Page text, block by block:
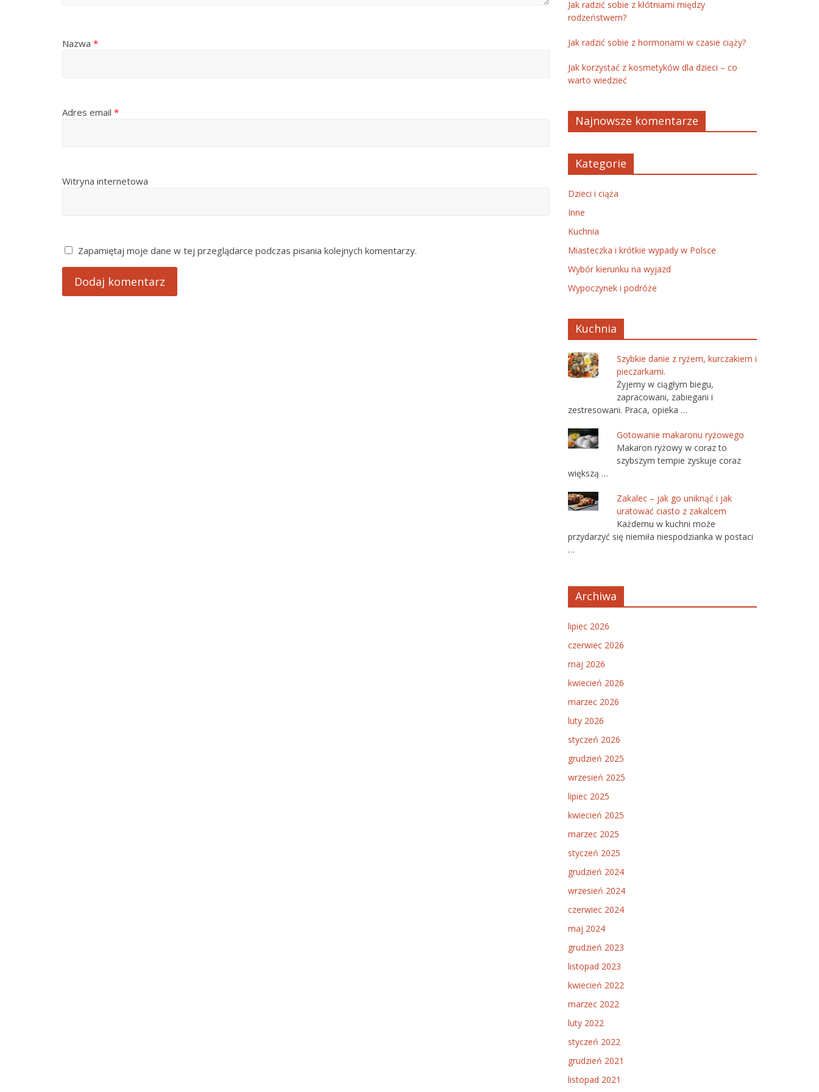
Nazwa *
Adres email *
Witryna internetowa
Zapamiętaj moje dane w tej przeglądarce podczas pisania kolejnych komentarzy.
Jak radzić sobie z kłótniami między
rodzeństwem?
Jak radzić sobie z hormonami w czasie ciąży?
Jak korzystać z kosmetyków dla dzieci – co
warto wiedzieć
Najnowsze komentarze
Kategorie
Dzieci i ciąża
Inne
Kuchnia
Miasteczka i krótkie wypady w Polsce
Wybór kierunku na wyjazd
Wypoczynek i podróże
Kuchnia
Szybkie danie z ryżem, kurczakiem i
pieczarkami.
Żyjemy w ciągłym biegu,
zapracowani, zabiegani i
zestresowani. Praca, opieka …
Gotowanie makaronu ryżowego
Makaron ryżowy w coraz to
szybszym tempie zyskuje coraz
większą …
Zakalec – jak go uniknąć i jak
uratować ciasto z zakalcem
Każdemu w kuchni może
przydarzyć się niemiła niespodzianka w postaci
…
Archiwa
lipiec 2026
czerwiec 2026
maj 2026
kwiecień 2026
marzec 2026
luty 2026
styczeń 2026
grudzień 2025
wrzesień 2025
lipiec 2025
kwiecień 2025
marzec 2025
styczeń 2025
grudzień 2024
wrzesień 2024
czerwiec 2024
maj 2024
grudzień 2023
listopad 2023
kwiecień 2022
marzec 2022
luty 2022
styczeń 2022
grudzień 2021
listopad 2021